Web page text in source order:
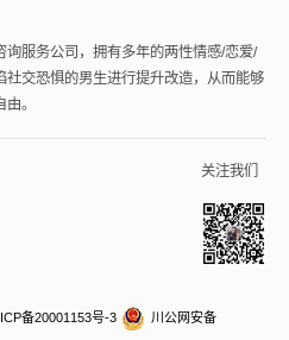
服务公司，拥有多年的两性情感/恋爱/
交恐惧的男生进行提升改造，从而能够
。
关注我们
备20001153号-3
川公网安备